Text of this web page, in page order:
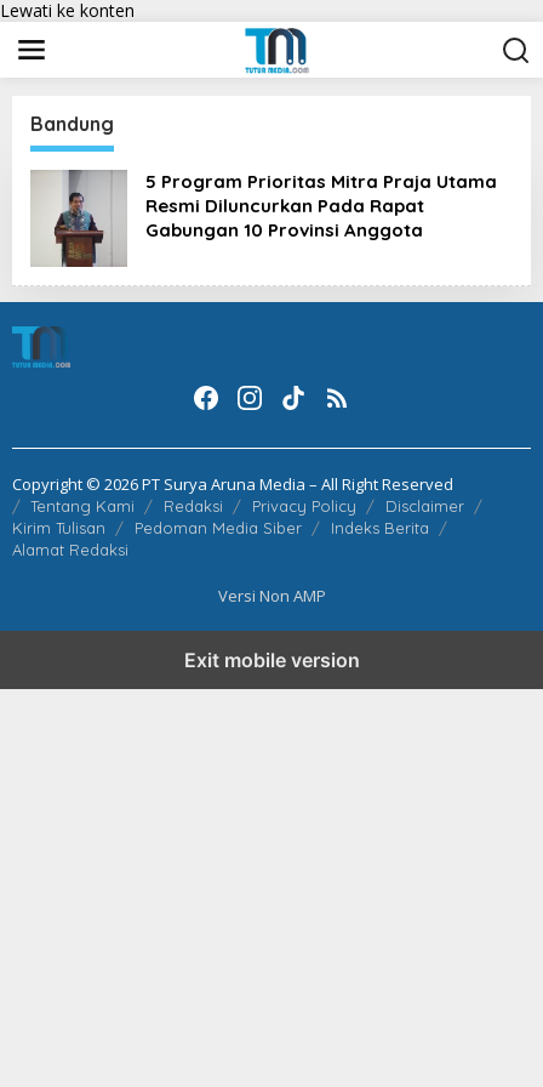
Lewati ke konten
Bandung
5 Program Prioritas Mitra Praja Utama
Resmi Diluncurkan Pada Rapat
Gabungan 10 Provinsi Anggota
Copyright © 2026 PT Surya Aruna Media – All Right Reserved
Tentang Kami Redaksi Privacy Policy
Disclaimer
Kirim Tulisan
Pedoman Media Siber
Indeks Berita
Alamat Redaksi
Versi Non AMP
Exit mobile version